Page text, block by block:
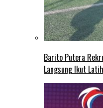
Barito Putera
Langsung Ikut